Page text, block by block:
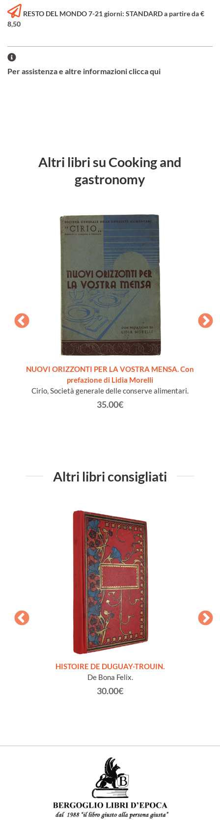
RESTO DEL MONDO 7-21 giorni: STANDARD a partire da €
8,50
Per assistenza e altre informazioni clicca qui
Altri libri su Cooking and
gastronomy
NUOVI ORIZZONTI PER LA VOSTRA MENSA. Con
prefazione di Lidia Morelli
Cirio, Società generale delle conserve alimentari.
35.00€
Altri libri consigliati
HISTOIRE DE DUGUAY-TROUIN.
De Bona Felix.
30.00€